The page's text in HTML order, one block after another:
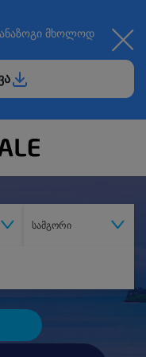
მხოლოდ
სამგორი